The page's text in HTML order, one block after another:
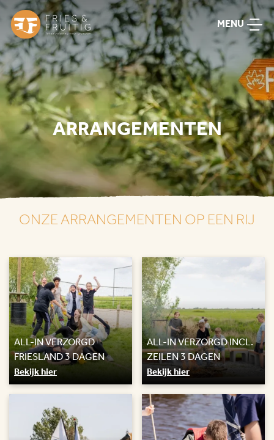
MENU
ARRANGEMENTEN
ONZE ARRANGEMENTEN OP EEN RIJ
ALL-IN VERZORGD
FRIESLAND 3 DAGEN
Bekijk hier
ALL-IN VERZORGD INCL.
ZEILEN 3 DAGEN
Bekijk hier